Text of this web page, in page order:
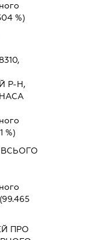
%)
Р-Н,
%)
ВСЬОГО
ПРО